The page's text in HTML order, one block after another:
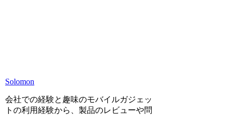
Solomon
会社での経験と趣味のモバイルガジェッ
トの利用経験から、製品のレビューや問